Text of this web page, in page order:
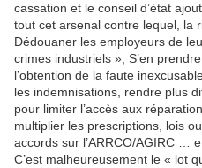
cassation et le conseil d’état
tout cet arsenal contre lequel, la
Dédouaner les employeurs de
crimes industriels », S’en
l’obtention de la faute
les indemnisations, rendre plus
pour limiter l’accès aux
multiplier les prescriptions, lois
accords sur l’ARRCO/AGIRC …
C’est malheureusement le « lot